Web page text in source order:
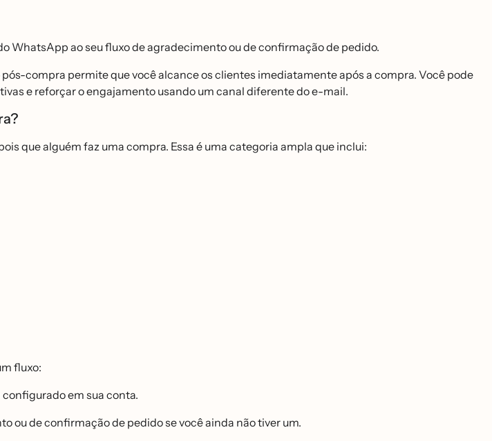
WhatsApp ao seu fluxo de agradecimento ou de confirmação de pedido.
compra permite que você alcance os clientes imediatamente após a compra. Você pode
e reforçar o engajamento usando um canal diferente do e-mail.
que alguém faz uma compra. Essa é uma categoria ampla que inclui:
fluxo:
em sua conta.
ou de confirmação de pedido se você ainda não tiver um.